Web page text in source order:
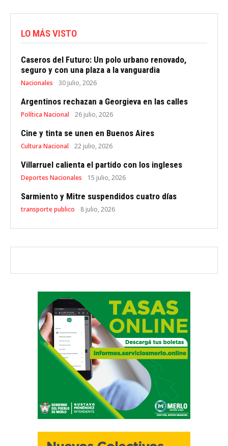
LO MÁS VISTO
Caseros del Futuro: Un polo urbano renovado,
seguro y con una plaza a la vanguardia
Nacionales 30 julio, 2026
Argentinos rechazan a Georgieva en las calles
Política Nacional 26 julio, 2026
Cine y tinta se unen en Buenos Aires
Cultura Nacional 22 julio, 2026
Villarruel calienta el partido con los ingleses
Deportes Nacionales 15 julio, 2026
Sarmiento y Mitre suspendidos cuatro días
transporte publico 8 julio, 2026